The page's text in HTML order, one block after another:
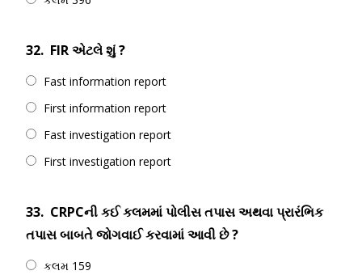
32. FIR એટલે શું ?
Fast information report
First information report
Fast investigation report
First investigation report
33. CRPCની કઈ કલમમાં પોલીસ તપાસ અથવા પ્રારંભિક
તપાસ બાબતે જોગવાઈ કરવામાં આવી છે ?
કલમ 159